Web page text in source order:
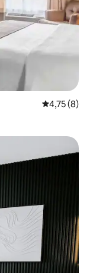
Prosječna
4,75 (8)